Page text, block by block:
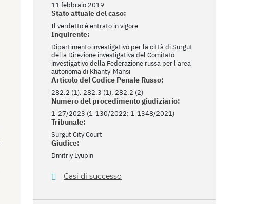
11 febbraio 2019
Stato attuale del caso:
Il verdetto è entrato in vigore
Inquirente:
Dipartimento investigativo per la città di Surgut
della Direzione investigativa del Comitato
investigativo della Federazione russa per l'area
autonoma di Khanty-Mansi
Articolo del Codice Penale Russo:
282.2 (1), 282.3 (1), 282.2 (2)
Numero del procedimento giudiziario:
1-27/2023 (1-130/2022; 1-1348/2021)
Tribunale:
Surgut City Court
Giudice:
Dmitriy Lyupin
Casi di successo